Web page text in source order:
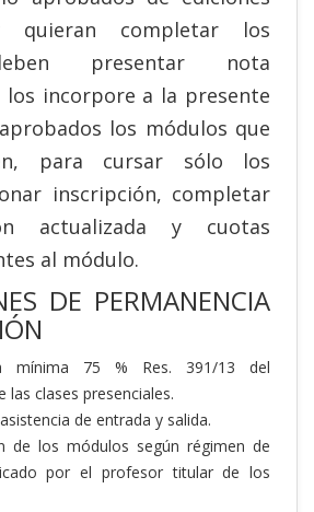
quieran completar los
presentar nota
los incorpore a la presente
los módulos que
para cursar sólo los
inscripción, completar
actualizada y cuotas
al módulo.
DE PERMANENCIA
mínima 75 % Res. 391/13 del
las clases presenciales.
de entrada y salida.
de los módulos según régimen de
por el profesor titular de los